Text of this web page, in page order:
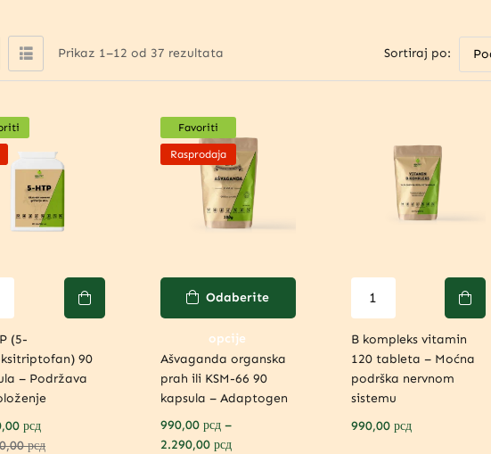
Prikaz 1–12 od 37 rezultata Sortiraj po:
(5-
90
– Podržava
рсд
рсд
Rasprodaja
Favoriti
Odaberite
opcije
Ašvaganda organska
prah ili KSM-66 90
kapsula – Adaptogen
990,00 рсд –
2.290,00 рсд
B kompleks vitamin
120 tableta – Moćna
podrška nervnom
sistemu
990,00 рсд